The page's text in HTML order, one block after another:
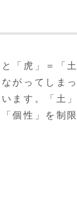
「虎」＝「
がってしま
ます。「土
個性」を制